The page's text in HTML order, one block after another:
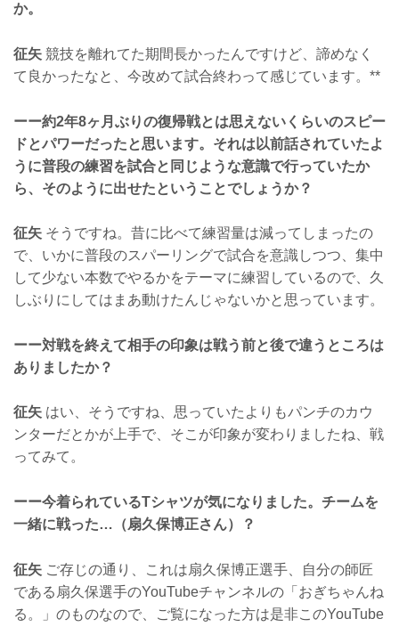
か。
征矢 競技を離れてた期間長かったんですけど、諦めなく
て良かったなと、今改めて試合終わって感じています。**
ーー約2年8ヶ月ぶりの復帰戦とは思えないくらいのスピー
ドとパワーだったと思います。それは以前話されていたよ
うに普段の練習を試合と同じような意識で行っていたか
ら、そのように出せたということでしょうか？
征矢 そうですね。昔に比べて練習量は減ってしまったの
で、いかに普段のスパーリングで試合を意識しつつ、集中
して少ない本数でやるかをテーマに練習しているので、久
しぶりにしてはまあ動けたんじゃないかと思っています。
ーー対戦を終えて相手の印象は戦う前と後で違うところは
ありましたか？
征矢 はい、そうですね、思っていたよりもパンチのカウ
ンターだとかが上手で、そこが印象が変わりましたね、戦
ってみて。
ーー今着られているTシャツが気になりました。チームを
一緒に戦った…（扇久保博正さん）？
征矢 ご存じの通り、これは扇久保博正選手、自分の師匠
である扇久保選手のYouTubeチャンネルの「おぎちゃんね
る。」のものなので、ご覧になった方は是非このYouTube